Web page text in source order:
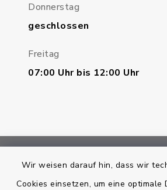
Wir weisen darauf hin, dass wir
Cookies einsetzen, um eine
Donnerstag
geschlossen
Freitag
07:00 Uhr bis 12:00 Uhr